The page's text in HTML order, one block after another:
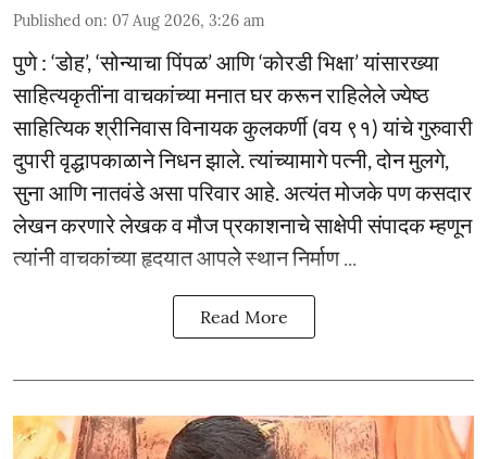
Published on: 07 Aug 2026, 3:26 am
पुणे : ‘डोह’, ‘सोन्याचा पिंपळ’ आणि ‘कोरडी भिक्षा’ यांसारख्या
साहित्यकृतींना वाचकांच्या मनात घर करून राहिलेले ज्येष्ठ
साहित्यिक श्रीनिवास विनायक कुलकर्णी (वय ९१) यांचे गुरुवारी
दुपारी वृद्धापकाळाने निधन झाले. त्यांच्यामागे पत्नी, दोन मुलगे,
सुना आणि नातवंडे असा परिवार आहे. अत्यंत मोजके पण कसदार
लेखन करणारे लेखक व मौज प्रकाशनाचे साक्षेपी संपादक म्हणून
त्यांनी वाचकांच्या हृदयात आपले स्थान निर्माण ...
Read More